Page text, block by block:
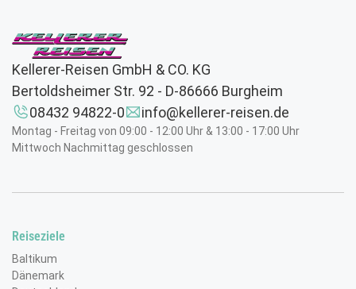
November (1)
Oktober (0)
September
Zielgebiet
Deutschland (0)
Frankreich
Jetzt QR Code scannen!
Kellerer-Reisen GmbH & CO. KG
Bertoldsheimer Str. 92 - D-86666 Burgheim
08432 94822-0
info@kellerer-reisen.de
Montag - Freitag von 09:00 - 12:00 Uhr & 13:00 - 17:00 Uhr
Mittwoch Nachmittag geschlossen
Reiseziele
Baltikum
Dänemark